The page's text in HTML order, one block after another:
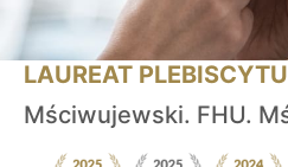
LAUREAT
Mściwujewski. FHU.